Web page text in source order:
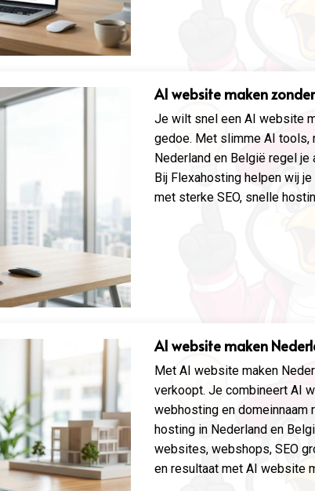
AI website maken
Je wilt snel een AI website
gedoe. Met slimme AI tools,
Nederland en België regel
Bij Flexahosting helpen wij
met sterke SEO, snelle
AI website maken
Met AI website maken
verkoopt. Je combineert AI
webhosting en domeinnaam
hosting in Nederland en
websites, webshops, SEO
en resultaat met AI website